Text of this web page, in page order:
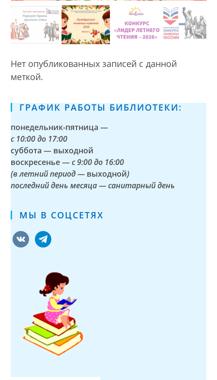
Нет опубликованных записей с данной
меткой.
ГРАФИК РАБОТЫ БИБЛИОТЕКИ:
понедельник-пятница —
с 10:00 до 17:00
суббота — выходной
воскресенье —с 9:00 до 16:00
(в летний период — выходной)
последний день месяца — санитарный день
МЫ В СОЦСЕТЯХ
vkontaktetelegram